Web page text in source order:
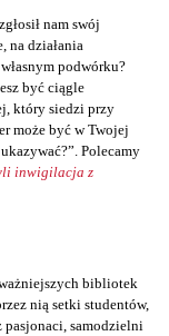
nam swój
na działania
podwórku?
być ciągle
który siedzi przy
może być w Twojej
Polecamy
inwigilacja z
bibliotek
nią setki studentów,
samodzielni